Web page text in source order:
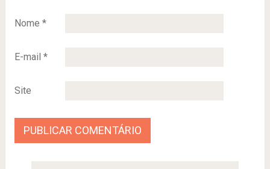
Nome *
E-mail *
Site